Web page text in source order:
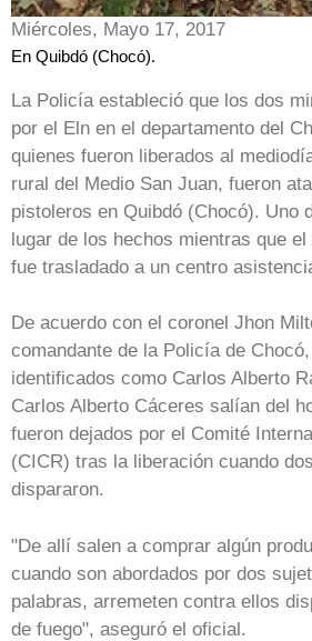
Miércoles, Mayo 17, 2017
En Quibdó (Chocó).
La Policía estableció que los dos
por el Eln en el departamento del
quienes fueron liberados al
rural del Medio San Juan, fueron
pistoleros en Quibdó (Chocó). Uno
lugar de los hechos mientras que
fue trasladado a un centro
De acuerdo con el coronel Jhon
comandante de la Policía de
identificados como Carlos Alberto
Carlos Alberto Cáceres salían del
fueron dejados por el Comité
(CICR) tras la liberación cuando
dispararon.
"De allí salen a comprar algún
cuando son abordados por dos
palabras, arremeten contra ellos
de fuego", aseguró el oficial.